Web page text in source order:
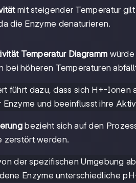
mit steigender Temperatur
die Enzyme denaturieren.
Temperatur Diagramm
bei höheren Temperaturen
führt dazu, dass sich H+-
und beeinflusst ihre
bezieht sich auf den
zerstört werden.
der spezifischen Umgebung
Enzyme unterschiedliche